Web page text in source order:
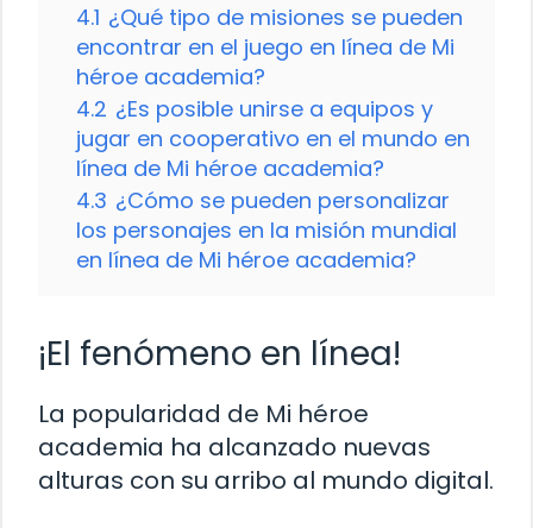
4.1 ¿Qué tipo de misiones se pueden
encontrar en el juego en línea de Mi
héroe academia?
4.2 ¿Es posible unirse a equipos y
jugar en cooperativo en el mundo en
línea de Mi héroe academia?
4.3 ¿Cómo se pueden personalizar
los personajes en la misión mundial
en línea de Mi héroe academia?
¡El fenómeno en línea!
La popularidad de Mi héroe
academia ha alcanzado nuevas
alturas con su arribo al mundo digital.